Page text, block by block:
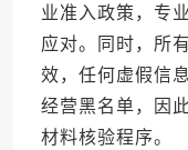
业准入政策，专
应对。同时，所
效，任何虚假信
经营黑名单，因
材料核验程序。